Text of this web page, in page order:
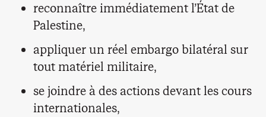
reconnaître immédiatement l’État de
Palestine,
appliquer un réel embargo bilatéral sur
tout matériel militaire,
se joindre à des actions devant les cours
internationales,